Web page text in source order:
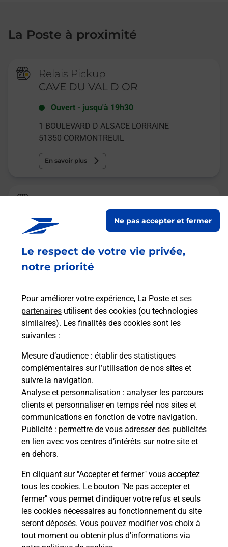
Le respect de votre vie privée,
notre priorité
Pour améliorer votre expérience, La Poste et ses
partenaires utilisent des cookies (ou technologies
similaires). Les finalités des cookies sont les
suivantes :
Mesure d’audience : établir des statistiques
complémentaires sur l’utilisation de nos sites et
suivre la navigation.
Analyse et personnalisation : analyser les parcours
clients et personnaliser en temps réel nos sites et
communications en fonction de votre navigation.
Publicité : permettre de vous adresser des publicités
en lien avec vos centres d’intérêts sur notre site et
en dehors.
En cliquant sur "Accepter et fermer" vous acceptez
tous les cookies. Le bouton "Ne pas accepter et
fermer" vous permet d'indiquer votre refus et seuls
les cookies nécessaires au fonctionnement du site
seront déposés. Vous pouvez modifier vos choix à
tout moment ou obtenir plus d'informations via
Ne pas accepter et fermer
La Poste à proximité
Relais Pickup
CAVE DU VAL D OR
Ouvert - jusqu'à 19h30
1 BOULEVARD D ALSACE LORRAINE
51350 CORMONTREUIL
En savoir plus
Relais Pickup
TROC OCCAZ
jusqu'à 19h00
28 RUE DES COMPAGNONS
51350 CORMONTREUIL
Malin !
La Poste
en ligne
Ouvert 24h/24
En savoir plus
CORMONTREUIL
CONSIGNE TOP OFFICE CORMONTREUIL